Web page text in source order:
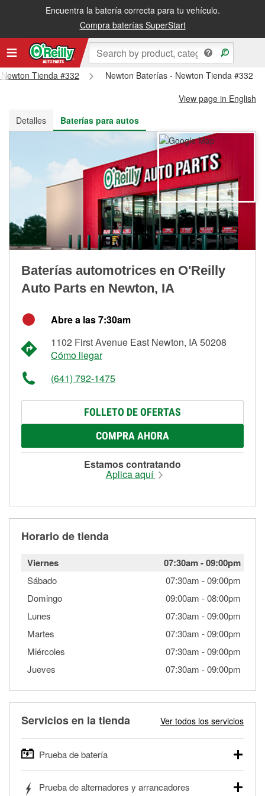
Encuentra la batería correcta para tu vehículo.
Compra baterías SuperStart
Recibe tu orden gratis al día siguiente o recógela en la tienda
Tienda #332
Newton Baterías - Newton Tienda #332
View page in English
Detalles
Baterías para autos
Baterías automotrices en O'Reilly
Auto Parts en Newton, IA
Abre a las 7:30am
1102 First Avenue East Newton, IA 50208
Cómo llegar
(641) 792-1475
FOLLETO DE OFERTAS
COMPRA AHORA
Estamos contratando
Aplica aquí
Horario de tienda
Viernes 07:30am-09:00pm
Sábado 07:30am -09:00pm
Domingo
09:00am -08:00pm
Lunes
07:30am -09:00pm
Martes
07:30am -09:00pm
Miércoles
07:30am -09:00pm
Jueves
07:30am -09:00pm
Servicios en la tienda Ver todos los servicios
Prueba de batería
autos, camionetas, SUVs, vehículos comerciales y
Prueba de alternadores y arrancadores